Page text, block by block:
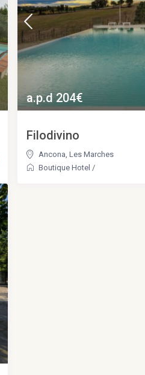
a.p.d 204€
Filodivino
Ancona,Les Marches
Boutique Hotel /